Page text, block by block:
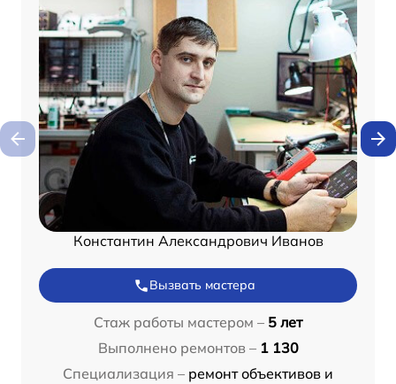
Константин Александрович Иванов
Вызвать мастера
Стаж работы мастером – 5 лет
Выполнено ремонтов – 1 130
Специализация – ремонт объективов и